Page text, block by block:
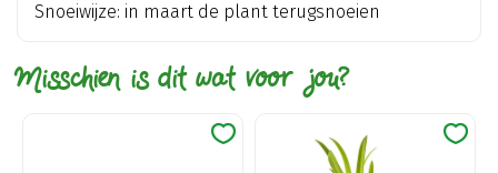
Snoeiwijze: in maart de plant terugsnoeien
Misschien is dit wat voor jou?